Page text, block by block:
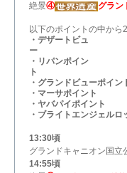
絶景④ グラン
以下のポイントの中から
・デザートビュ
・リパンポイン
・グランドビューポイン
・マーサポイント
・ヤバパイポイント
・ブライトエンジェルロ
13:30頃
グランドキャニオン国立
14:55頃